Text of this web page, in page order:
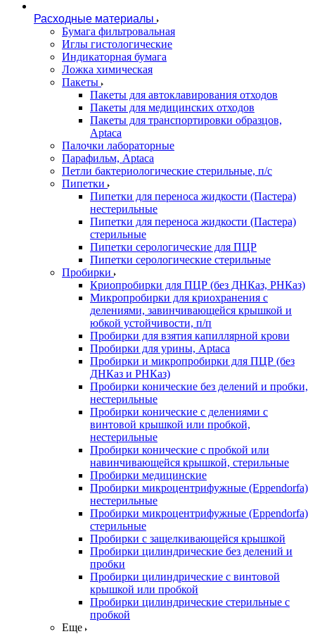
Расходные материалы
Бумага фильтровальная
Иглы гистологические
Индикаторная бумага
Ложка химическая
Пакеты
Пакеты для автоклавирования отходов
Пакеты для медицинских отходов
Пакеты для транспортировки образцов,
Aptaca
Палочки лабораторные
Парафильм, Aptaca
Петли бактериологические стерильные, п/с
Пипетки
Пипетки для переноса жидкости (Пастера)
нестерильные
Пипетки для переноса жидкости (Пастера)
стерильные
Пипетки серологические для ПЦР
Пипетки серологические стерильные
Пробирки
Криопробирки для ПЦР (без ДНКаз, РНКаз)
Микропробирки для криохранения с
делениями, завинчивающейся крышкой и
юбкой устойчивости, п/п
Пробирки для взятия капиллярной крови
Пробирки для урины, Aptaca
Пробирки и микропробирки для ПЦР (без
ДНКаз и РНКаз)
Пробирки конические без делений и пробки,
нестерильные
Пробирки конические с делениями с
винтовой крышкой или пробкой,
нестерильные
Пробирки конические с пробкой или
навинчивающейся крышкой, стерильные
Пробирки медицинские
Пробирки микроцентрифужные (Eppendorfа)
нестерильные
Пробирки микроцентрифужные (Eppendorfа)
стерильные
Пробирки с защелкивающейся крышкой
Пробирки цилиндрические без делений и
пробки
Пробирки цилиндрические с винтовой
крышкой или пробкой
Пробирки цилиндрические стерильные с
пробкой
Еще